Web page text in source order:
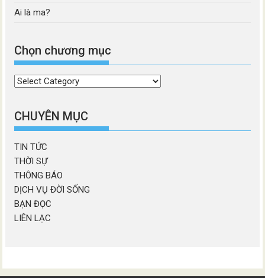
Ai là ma?
Chọn chương mục
Chọn
mục
CHUYÊN MỤC
TIN TỨC
THỜI SỰ
THÔNG BÁO
DỊCH VỤ ĐỜI SỐNG
BẠN ĐỌC
LIÊN LẠC